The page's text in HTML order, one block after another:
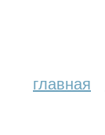
главная